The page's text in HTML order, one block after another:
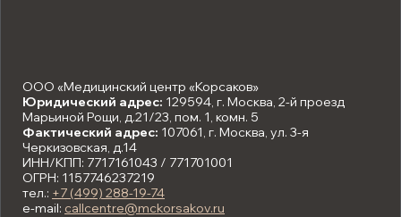
ООО «Медицинский центр «Корсаков»
Юридический адрес: 129594, г. Москва, 2-й проезд
Марьиной Рощи, д.21/23, пом. 1, комн. 5
Фактический адрес: 107061, г. Москва, ул. 3-я
Черкизовская, д.14
ИНН/КПП: 7717161043 / 771701001
ОГРН: 1157746237219
тел.: +7 (499) 288-19-74
e-mail: callcentre@mckorsakov.ru